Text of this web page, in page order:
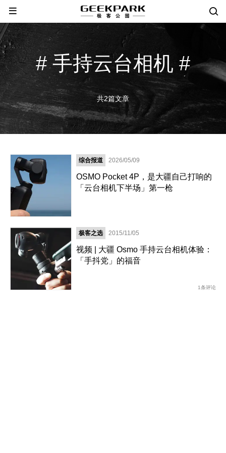
# 手持云台相机 #
共2篇文章
综合报道 2026/05/09
OSMO Pocket 4P，是大疆自己打响的
「云台相机下半场」第一枪
极客之选 2015/11/05
视频 | 大疆 Osmo 手持云台相机体验：
「手抖党」的福音
1条评论